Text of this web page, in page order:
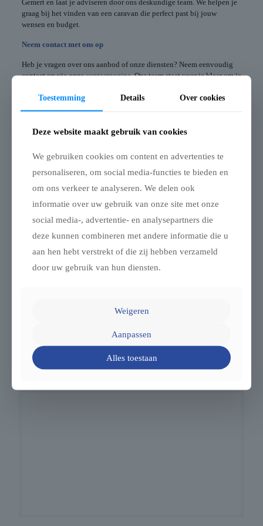
Gemert en laat je adviseren door ons deskundige team. We helpen je
graag bij het vinden van een caravan die perfect past bij jouw
wensen en budget.
Neem contact met ons op
Heb je vragen over ons aanbod of onze diensten? Neem eenvoudig
contact op via onzecontactpagina. Ons team staat voor je klaar om je
Gerelateerde berichten
Toestemming Details Over cookies
Deze website maakt gebruik van cookies
We gebruiken cookies om content en advertenties te
personaliseren, om social media-functies te bieden en
om ons verkeer te analyseren. We delen ook
informatie over uw gebruik van onze site met onze
social media-, advertentie- en analysepartners die
deze kunnen combineren met andere informatie die u
aan hen hebt verstrekt of die zij hebben verzameld
door uw gebruik van hun diensten.
Weigeren
Aanpassen
Alles toestaan